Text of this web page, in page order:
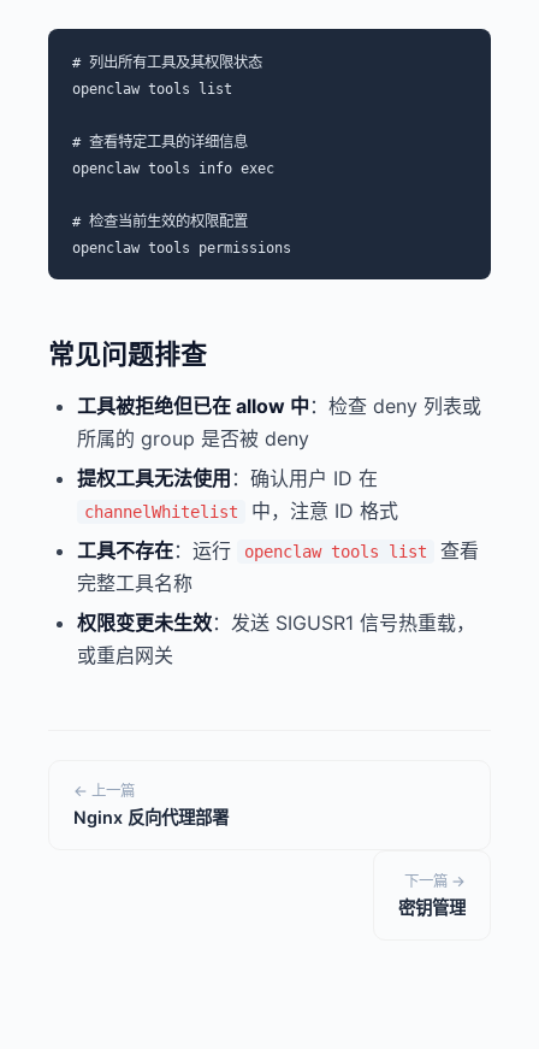
# 列出所有工具及其权限状态
openclaw tools list
# 查看特定工具的详细信息
openclaw tools info exec
# 检查当前生效的权限配置
常见问题排查
工具被拒绝但已在 allow 中 ：检查 deny 列表或
所属的 group 是否被 deny
提权工具无法使用 ：确认用户 ID 在
channelWhitelist
中，注意 ID 格式
工具不存在：运行 openclaw tools list
查看
完整工具名称
权限变更未生效：发送 SIGUSR1 信号热重载，
或重启网关
← 上一篇
Nginx 反向代理部署
下一篇 →
密钥管理